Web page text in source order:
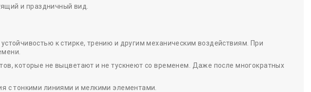
и праздничный вид.
к стирке, трению и другим механическим воздействиям. При
которые не выцветают и не тускнеют со временем. Даже после многократных
с тонкими линиями и мелкими элементами.